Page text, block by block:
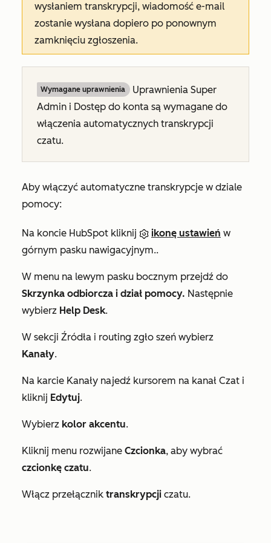
wysłaniem transkrypcji, wiadomość e-mail
zostanie wysłana dopiero po ponownym
zamknięciu zgłoszenia.
Wymagane uprawnienia
Uprawnienia Super
Admin i Dostęp do konta są wymagane do
włączenia automatycznych transkrypcji
czatu.
Aby włączyć automatyczne transkrypcje w dziale
pomocy:
Na koncie HubSpot kliknij ikonę ustawień w
górnym pasku nawigacyjnym..
W menu na lewym pasku bocznym przejdź do
Skrzynka odbiorcza i dział pomocy. Następnie
wybierz Help Desk.
W sekcji Źródła i routing zgło szeń wybierz
Kanały.
Na karcie Kanały najedź kursorem na kanał Czat i
kliknij Edytuj.
Wybierz kolor akcentu.
Kliknij menu rozwijane Czcionka, aby wybrać
czcionkę czatu.
Włącz przełącznik transkrypcji czatu.